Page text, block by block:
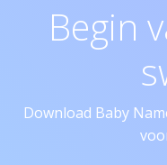
Begin
Download Baby